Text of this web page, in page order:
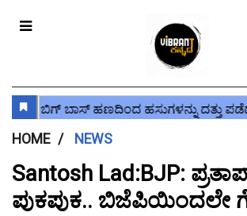
HOME NEWS
Santosh Lad:BJP:
ಪುಕಪುಕ.. ಬಿಜೆಪಿಯಿಂದಲೇ